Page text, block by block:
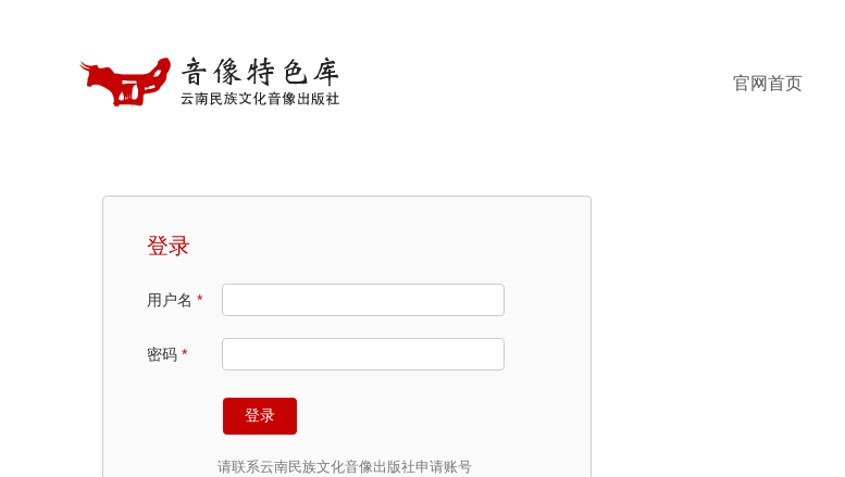
官网首页
用户名 *
密码 *
请联系云南民族文化音像出版社申请账号